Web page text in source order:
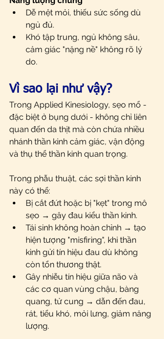
Dễ mệt mỏi, thiếu sức sống dù
ngủ đủ.
Khó tập trung, ngủ không sâu,
cảm giác "nặng nề" không rõ lý
do.
Vì sao lại như vậy?
Trong Applied Kinesiology, sẹo mổ -
đặc biệt ở bụng dưới - không chỉ liên
quan đến da thịt mà còn chứa nhiều
nhánh thần kinh cảm giác, vận động
và thụ thể thần kinh quan trọng.
Trong phẫu thuật, các sợi thần kinh
này có thể:
Bị cắt đứt hoặc bị "kẹt" trong mô
sẹo → gây đau kiểu thần kinh.
Tái sinh không hoàn chỉnh → tạo
hiện tượng "misfiring", khi thần
kinh gửi tín hiệu đau dù không
còn tổn thương thật.
Gây nhiễu tín hiệu giữa não và
các cơ quan vùng chậu, bàng
quang, tử cung → dẫn đến đau,
rát, tiểu khó, mỏi lưng, giảm năng
lượng.